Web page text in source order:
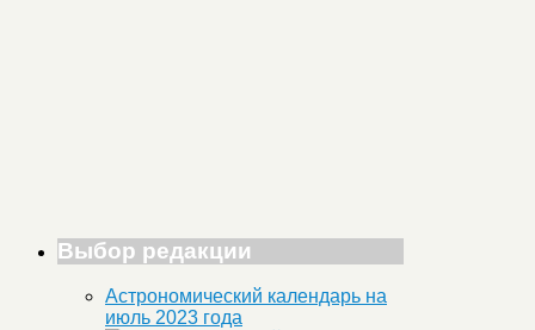
Выбор редакции
Астрономический календарь на
июль 2023 года